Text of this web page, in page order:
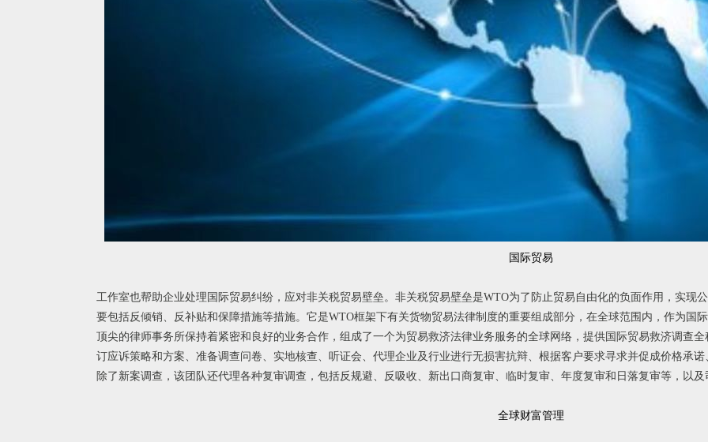
国际贸易
工作室也帮助企业处理国际贸易纠纷，应对非关税贸易壁垒。非关税贸易壁垒是WTO为了防止贸易自由化的负面作用，实现
要包括反倾销、反补贴和保障措施等措施。它是WTO框架下有关货物贸易法律制度的重要组成部分，在全球范围内，作为国
顶尖的律师事务所保持着紧密和良好的业务合作，组成了一个为贸易救济法律业务服务的全球网络，提供国际贸易救济调查
订应诉策略和方案、准备调查问卷、实地核查、听证会、代理企业及行业进行无损害抗辩、根据客户要求寻求并促成价格承
除了新案调查，该团队还代理各种复审调查，包括反规避、反吸收、新出口商复审、临时复审、年度复审和日落复审等，以
全球财富管理